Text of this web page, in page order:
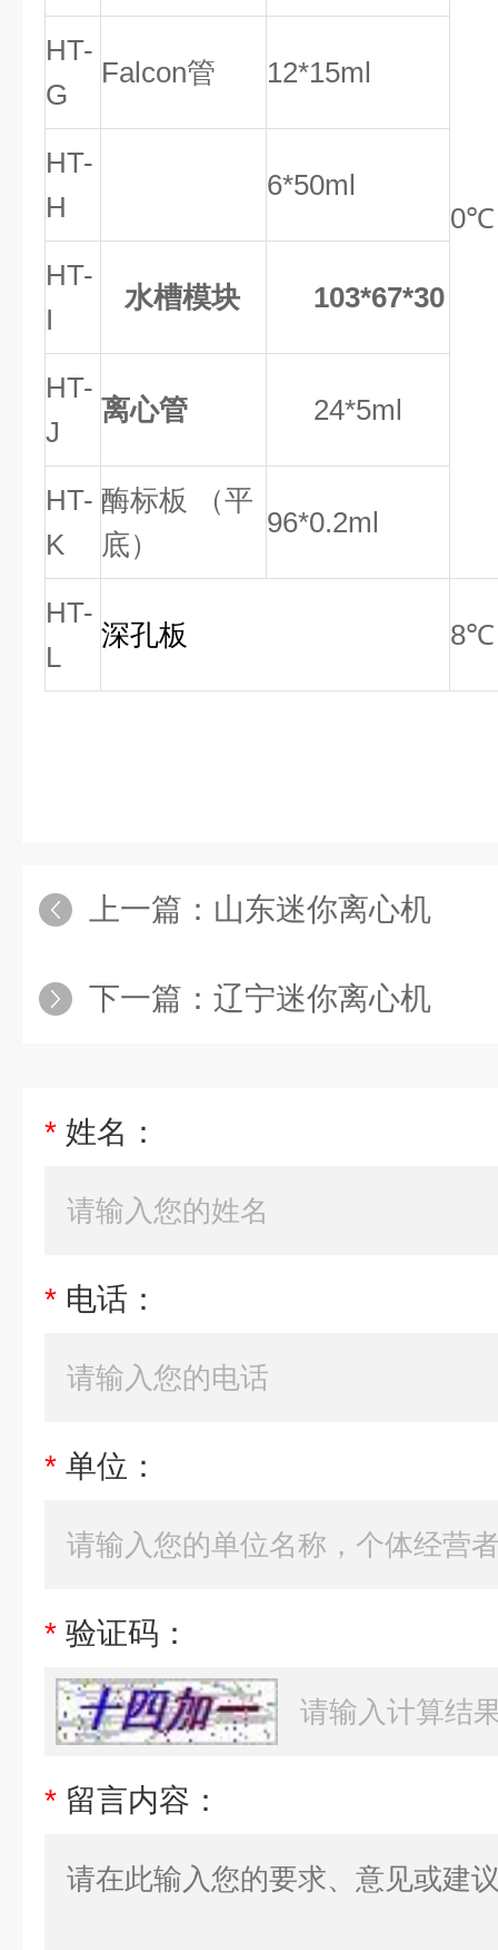
0℃
HT-
G
Falcon管 12*15ml
HT-
H
6*50ml
HT-
I
水槽模块 103*67*30
HT-
J
离心管 24*5ml
HT-
K
酶标板 （平
底）
96*0.2ml
HT-
L
深孔板 8℃
上一篇： 山东迷你离心机
下一篇： 辽宁迷你离心机
* 姓名：
* 电话：
* 单位：
* 验证码：
* 留言内容：